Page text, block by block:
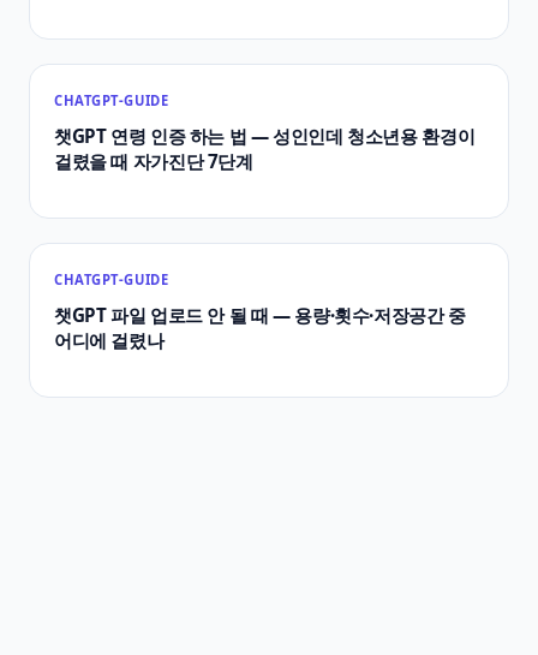
CHATGPT-GUIDE
챗GPT 연령 인증 하는 법 — 성인인데 청소년용 환경이
걸렸을 때 자가진단 7단계
CHATGPT-GUIDE
챗GPT 파일 업로드 안 될 때 — 용량·횟수·저장공간 중
어디에 걸렸나